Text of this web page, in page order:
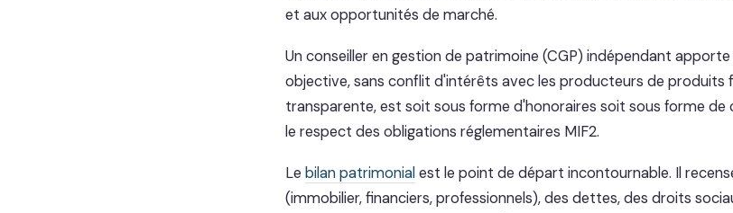
et aux opportunités de marché.
Un conseiller en gestion de patrimoine (CGP) indépendant
objective, sans conflit d'intérêts avec les producteurs de produits
transparente, est soit sous forme d'honoraires soit sous forme de
le respect des obligations réglementaires MIF2.
Le bilan patrimonial est le point de départ incontournable. Il
(immobilier, financiers, professionnels), des dettes, des droits